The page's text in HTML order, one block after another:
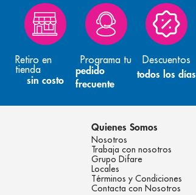
Retiro en
tienda
sin costo
Programa tu
pedido
frecuente
Descuentos
todos los días
Quienes Somos
Nosotros
Trabaja con nosotros
Grupo Difare
Locales
Términos y Condiciones
Contacta con Nosotros